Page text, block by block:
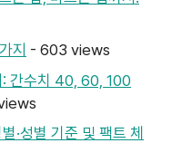
지 - 603 views
간수치 40, 60, 100
·성별 기준 및 팩트 체